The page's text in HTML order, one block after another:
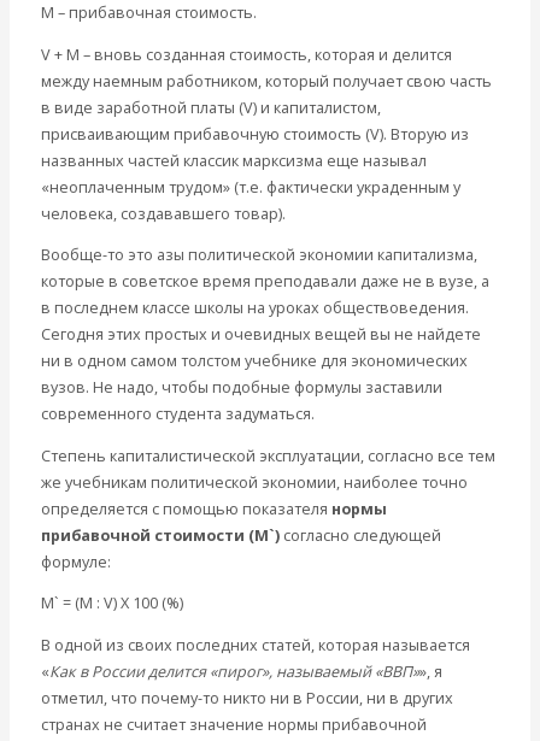
Экономика современной России
Мировая экономика
Международные экономические отношения
Деньги
Христианство
История России
Все видео
M – прибавочная стоимость.
V + M – вновь созданная стоимость, которая и делится
между наемным работником, который получает свою часть
в виде заработной платы (V) и капиталистом,
присваивающим прибавочную стоимость (V). Вторую из
названных частей классик марксизма еще называл
«неоплаченным трудом» (т.е. фактически украденным у
человека, создававшего товар).
Вообще-то это азы политической экономии капитализма,
которые в советское время преподавали даже не в вузе, а
в последнем классе школы на уроках обществоведения.
Сегодня этих простых и очевидных вещей вы не найдете
ни в одном самом толстом учебнике для экономических
вузов. Не надо, чтобы подобные формулы заставили
современного студента задуматься.
Степень капиталистической эксплуатации, согласно все тем
же учебникам политической экономии, наиболее точно
определяется с помощью показателя нормы
прибавочной стоимости (M`)согласно следующей
формуле:
M` = (M : V) Х 100 (%)
В одной из своих последних статей, которая называется
«Как в России делится «пирог», называемый «ВВП»», я
отметил, что почему-то никто ни в России, ни в других
странах не считает значение нормы прибавочной